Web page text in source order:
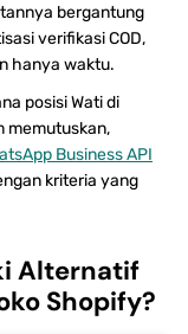
bergantung
verifikasi COD,
hanya waktu.
posisi Wati di
memutuskan,
Business API
kriteria yang
Alternatif
Shopify?